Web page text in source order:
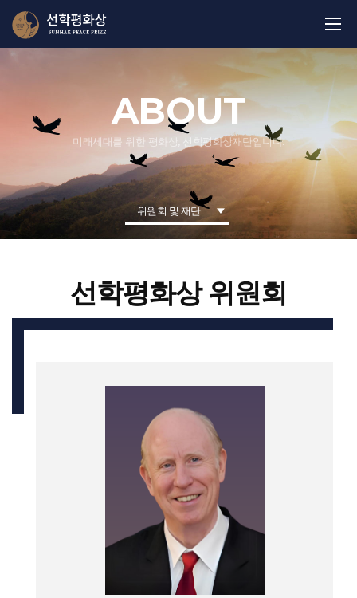
ABOUT
미래세대를 위한 평화상, 선학평화상재단입니다.
위원회 및 재단
선학평화상 위원회